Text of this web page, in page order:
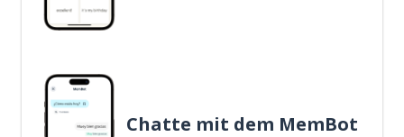
Chatte mit dem MemBot